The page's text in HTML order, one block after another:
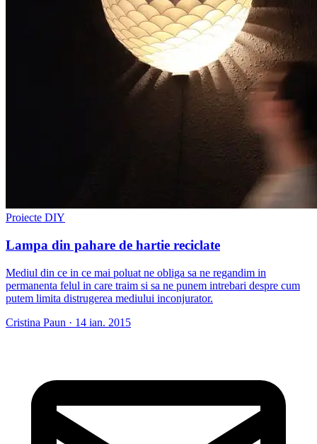
Proiecte DIY
Lampa din pahare de hartie reciclate
Mediul din ce in ce mai poluat ne obliga sa ne regandim in
permanenta felul in care traim si sa ne punem intrebari despre cum
putem limita distrugerea mediului inconjurator.
Cristina Paun · 14 ian. 2015